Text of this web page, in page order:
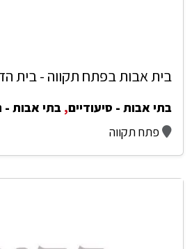
בית אבות בפתח תקווה - בית
בתי אבות - סיעודיים, בתי אבות -
פתח תקווה